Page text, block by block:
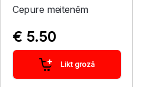
Cepure meitenēm
€ 5.50
Likt grozā